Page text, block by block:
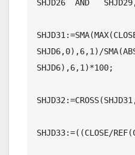
SHJD26  AND
SHJD6,0),6,1)/
SHJD6),6,1)*100;
SHJD33:=((CLOSE/